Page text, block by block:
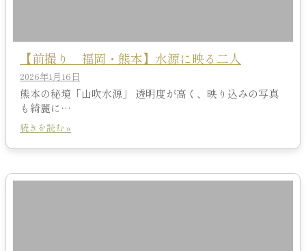
【前撮り 福岡・熊本】水源に映る二人
2026年1月16日
熊本の秘境「山吹水源」 透明度が高く、映り込みの写真
も綺麗に…
続きを読む »